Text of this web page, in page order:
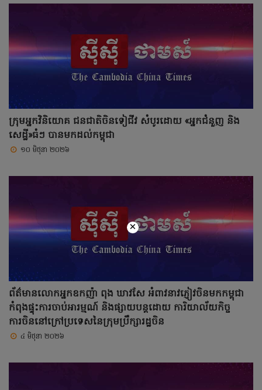
ក្រុមអ្នកវិនិយោគ ជនជាតិចិនទៀជីវ សំបូរដោយ «អ្នកជំនួញ និង
សេដ្ឋី»ធំៗ បានមកដល់កម្ពុជា
១០ មិថុនា ២០២៦
ព័ត៌មានលោកអ្នកឧកញ៉ា ពុង ឃាវសែ អំពាវនាវភ្ញៀវចិនមកកម្ពុជា
កំពុងផ្ទុះការចាប់អារម្មណ៍ និងផ្សាយបន្តដោយ ការិយាល័យកិច្ច
ការចិននៅក្រៅប្រទេសនៃក្រុមប្រឹក្សារដ្ឋចិន
៤ មិថុនា ២០២៦
×